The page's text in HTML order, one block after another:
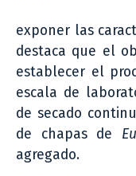
exponer las
destaca que el
establecer el
escala de
de secado
de chapas de
agregado.